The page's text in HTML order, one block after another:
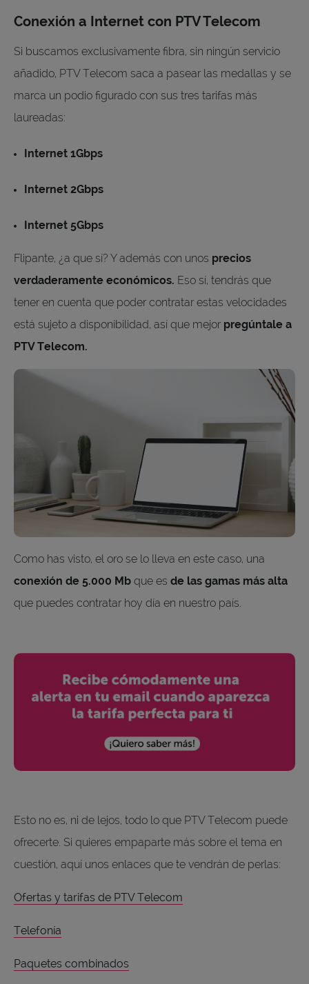
Conexión a Internet con PTV Telecom
Si buscamos exclusivamente fibra, sin ningún servicio
añadido, PTV Telecom saca a pasear las medallas y se
marca un podio figurado con sus tres tarifas más
laureadas:
Internet 1Gbps
Internet 2Gbps
Internet 5Gbps
Flipante, ¿a que sí? Y además con unos precios
verdaderamente económicos. Eso sí, tendrás que
tener en cuenta que poder contratar estas velocidades
está sujeto a disponibilidad, así que mejor pregúntale a
PTV Telecom.
Como has visto, el oro se lo lleva en este caso, una
conexión de 5.000 Mb que es de las gamas más alta
que puedes contratar hoy día en nuestro país.
Esto no es, ni de lejos, todo lo que PTV Telecom puede
ofrecerte. Si quieres empaparte más sobre el tema en
cuestión, aquí unos enlaces que te vendrán de perlas:
Ofertas y tarifas de PTV Telecom
Telefonía
Paquetes combinados